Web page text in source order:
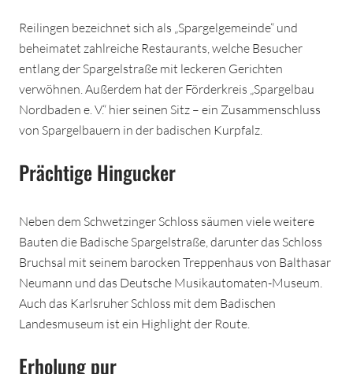
Reilingen bezeichnet sich als „Spargelgemeinde“ und
beheimatet zahlreiche Restaurants, welche Besucher
entlang der Spargelstraße mit leckeren Gerichten
verwöhnen. Außerdem hat der Förderkreis „Spargelbau
Nordbaden e. V.“ hier seinen Sitz – ein Zusammenschluss
von Spargelbauern in der badischen Kurpfalz.
Prächtige Hingucker
Neben dem Schwetzinger Schloss säumen viele weitere
Bauten die Badische Spargelstraße, darunter das Schloss
Bruchsal mit seinem barocken Treppenhaus von Balthasar
Neumann und das Deutsche Musikautomaten-Museum.
Auch das Karlsruher Schloss mit dem Badischen
Landesmuseum ist ein Highlight der Route.
Erholung pur